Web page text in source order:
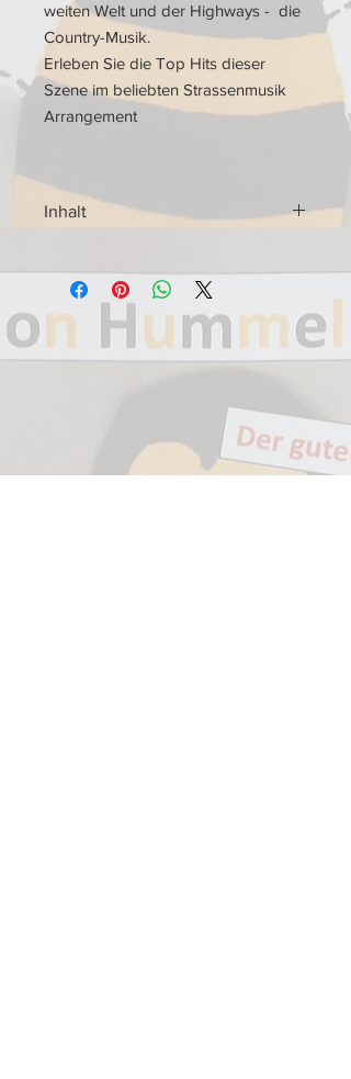
weiten Welt und der Highways - die
Country-Musik.
Erleben Sie die Top Hits dieser
Szene im beliebten Strassenmusik
Arrangement
Inhalt
Jambalaya
Musik: Hank Williams (1923 - 1953)
Blue Yodel No. 1 (T for Texas)
Musik: James Charles Rodgers (1897
Musik: Hank Williams (1923 - 1953)
Musik: Traditional